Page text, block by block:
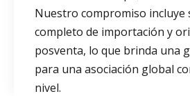
Nuestro compromiso incluye
completo de importación y
posventa, lo que brinda una
para una asociación global
nivel.